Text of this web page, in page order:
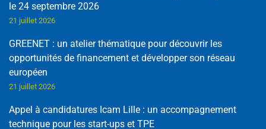
le 24 septembre 2026
21 juillet 2026
GREENET : un atelier thématique pour découvrir les
opportunités de financement et développer son réseau
européen
21 juillet 2026
Appel à candidatures Icam Lille : un accompagnement
technique pour les start-ups et TPE